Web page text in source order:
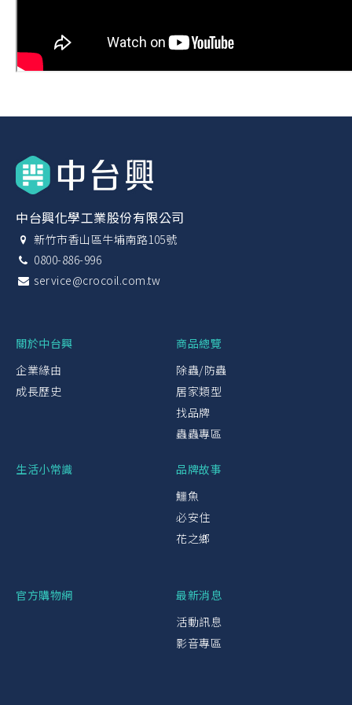
中台興化學工業股份有限公司
新竹市香山區牛埔南路105號
0800-886-996
service@crocoil.com.tw
關於中台興
企業緣由
成長歷史
商品總覽
除蟲/防蟲
居家類型
找品牌
蟲蟲專區
生活小常識
品牌故事
鱷魚
必安住
花之鄉
官方購物網
最新消息
活動訊息
影音專區